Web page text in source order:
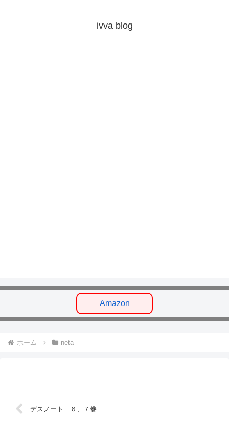
ivva blog
Amazon
ホーム neta
デスノート ６、７巻